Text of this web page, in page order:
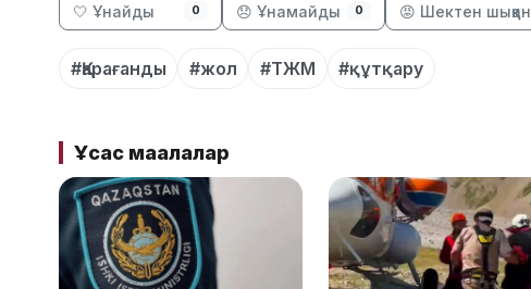
🤍 Ұнайды 0 😞 Ұнамайды 0 😡 Шектен шыққан
#Қарағанды #жол #ТЖМ #құтқару
Ұқсас мақалалар